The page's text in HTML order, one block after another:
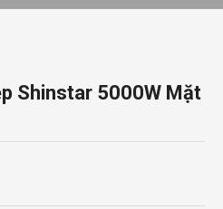
Shinstar 5000W Mặt